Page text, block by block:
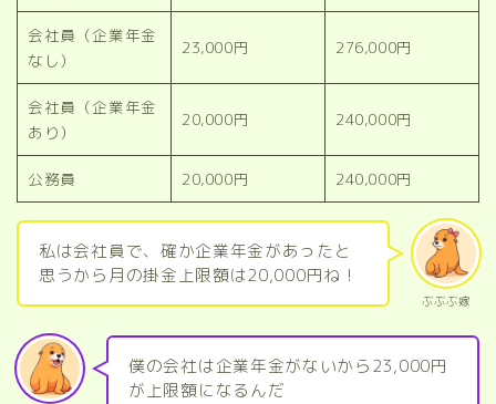
会社員（企業年金
なし）
23,000円 276,000円
会社員（企業年金
あり）
20,000円 240,000円
公務員 20,000円 240,000円
ぶぶぶ嫁
私は会社員で、確か企業年金があったと
思うから月の掛金上限額は20,000円ね！
僕の会社は企業年金がないから23,000円
が上限額になるんだ